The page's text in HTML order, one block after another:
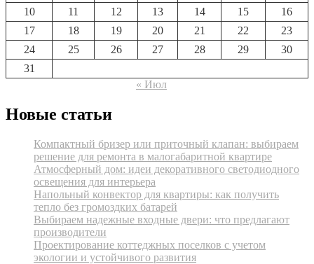
10
11 12 13 14 15
16
17
18 19 20 21 22
23
24
25 26 27 28 29
30
31
« Июл
Новые статьи
Компактный бризер или приточный клапан: выбираем
решение для ремонта в малогабаритной квартире
Атмосферный дом: идеи декоративного светодиодного
освещения для интерьера
Напольный конвектор для квартиры: как получить
тепло без громоздких батарей
Выбираем надежные входные двери: что предлагают
производители
Проектирование коттеджных поселков с учетом
экологии и устойчивого развития